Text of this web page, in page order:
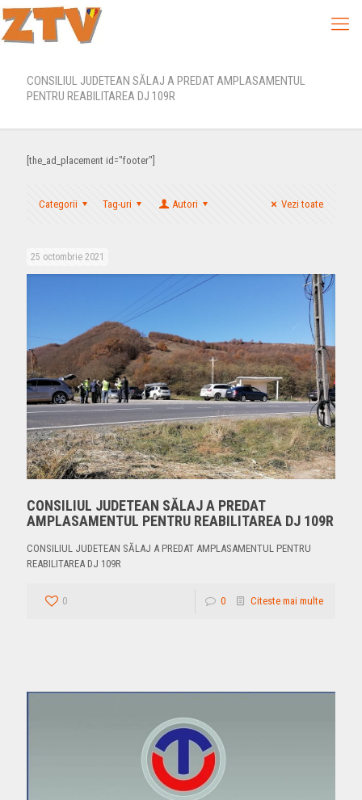
CONSILIUL JUDETEAN SĂLAJ A PREDAT AMPLASAMENTUL
PENTRU REABILITAREA DJ 109R
[the_ad_placement id="footer"]
Categorii Tag-uri Autori Vezi toate
25 octombrie 2021
CONSILIUL JUDETEAN SĂLAJ A PREDAT
AMPLASAMENTUL PENTRU REABILITAREA DJ 109R
CONSILIUL JUDETEAN SĂLAJ A PREDAT AMPLASAMENTUL PENTRU
REABILITAREA DJ 109R
0 0 Citeste mai multe